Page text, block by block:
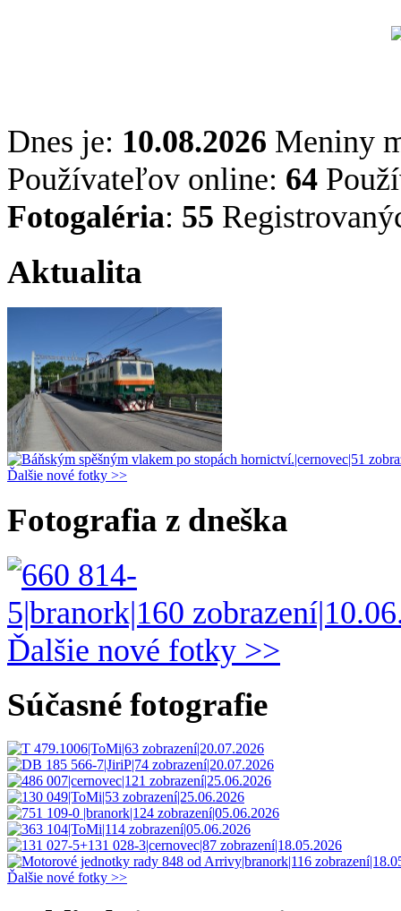
Dnes je: 10.08.2026 Meniny
Používateľov online: 64
Fotogaléria: 55
Aktualita
Ďalšie nové fotky >>
Fotografia z dneška
Ďalšie nové fotky >>
Súčasné fotografie
Ďalšie nové fotky >>